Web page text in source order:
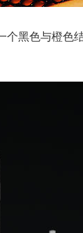
黑色与橙色